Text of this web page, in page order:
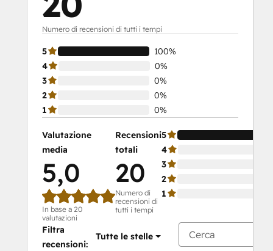
Numero di recensioni di tutti i tempi
5
100%
4
0%
3
0%
2
0%
1
0%
Valutazione
media
5,0
In base a 20
valutazioni
Recensioni
totali
20
Numero di
recensioni di
tutti i tempi
5
4
3
2
1
Filtra
recensioni:
Tutte le stelle